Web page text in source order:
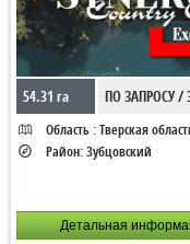
54.31 га ПО ЗАПРОСУ /
Область :Тверская
Район:Зубцовский
Детальная